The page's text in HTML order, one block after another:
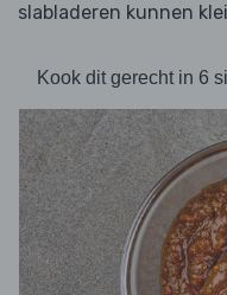
slabladeren kunnen
Kook dit gerecht in 6